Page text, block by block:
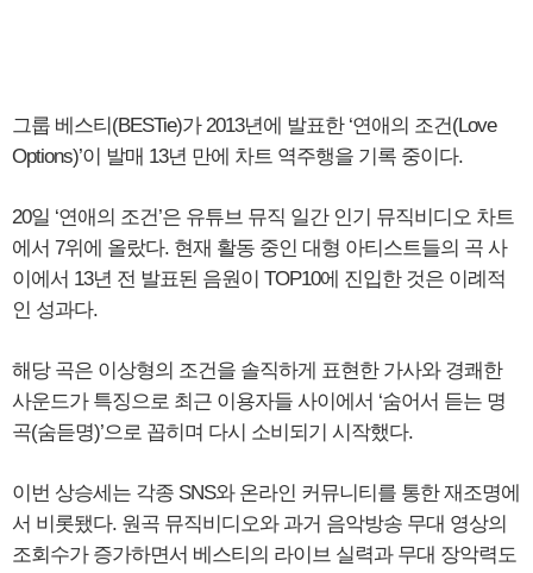
그룹 베스티(BESTie)가 2013년에 발표한 ‘연애의 조건(Love
Options)’이 발매 13년 만에 차트 역주행을 기록 중이다.
​20일 ‘연애의 조건’은 유튜브 뮤직 일간 인기 뮤직비디오 차트
에서 7위에 올랐다. 현재 활동 중인 대형 아티스트들의 곡 사
이에서 13년 전 발표된 음원이 TOP10에 진입한 것은 이례적
인 성과다.
​해당 곡은 이상형의 조건을 솔직하게 표현한 가사와 경쾌한
사운드가 특징으로 최근 이용자들 사이에서 ‘숨어서 듣는 명
곡(숨듣명)’으로 꼽히며 다시 소비되기 시작했다.
​이번 상승세는 각종 SNS와 온라인 커뮤니티를 통한 재조명에
서 비롯됐다. 원곡 뮤직비디오와 과거 음악방송 무대 영상의
조회수가 증가하면서 베스티의 라이브 실력과 무대 장악력도